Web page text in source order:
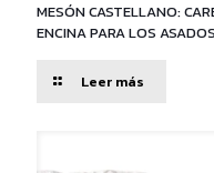
MESÓN CASTELLANO:
ENCINA PARA LOS
Leer más